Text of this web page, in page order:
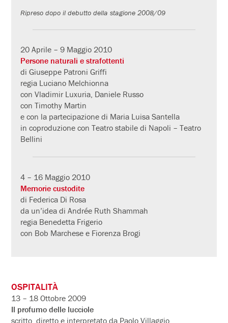
Ripreso dopo il debutto della stagione 2008/09
20 Aprile – 9 Maggio 2010
Persone naturali e strafottenti
di Giuseppe Patroni Griffi
regia Luciano Melchionna
con Vladimir Luxuria, Daniele Russo
con Timothy Martin
e con la partecipazione di Maria Luisa Santella
in coproduzione con Teatro stabile di Napoli – Teatro
Bellini
4 – 16 Maggio 2010
Memorie custodite
di Federica Di Rosa
da un’idea di Andrée Ruth Shammah
regia Benedetta Frigerio
con Bob Marchese e Fiorenza Brogi
OSPITALITÀ
13 – 18 Ottobre 2009
Il profumo delle lucciole
scritto, diretto e interpretato da Paolo Villaggio